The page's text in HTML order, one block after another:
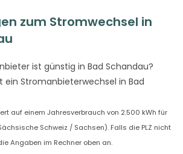
zum Stromwechsel in
ist günstig in Bad Schandau?
ein Stromanbieterwechsel in Bad
auf einem Jahresverbrauch von 2.500 kWh für
Schweiz / Sachsen). Falls die PLZ nicht
Angaben im Rechner oben an.